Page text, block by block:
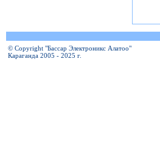
© Copyright "Бассар Электроникс Алатоо"
Караганда 2005 - 2025 г.